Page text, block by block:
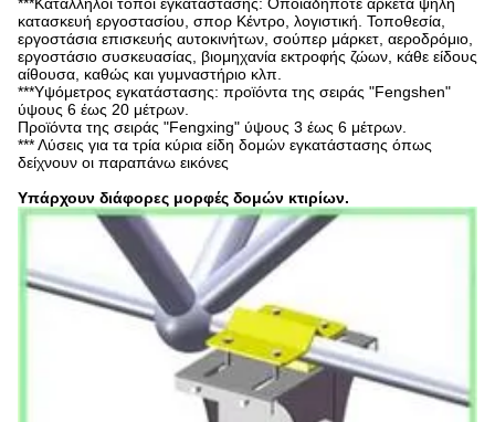
κατασκευή εργοστασίου, σπορ Κέντρο, λογιστική. Τοποθεσία,
εργοστάσια επισκευής αυτοκινήτων, σούπερ μάρκετ, αεροδρόμιο,
εργοστάσιο συσκευασίας, βιομηχανία εκτροφής ζώων, κάθε είδους
αίθουσα, καθώς και γυμναστήριο κλπ.
***Υψόμετρος εγκατάστασης: προϊόντα της σειράς "Fengshen"
ύψους 6 έως 20 μέτρων.
Προϊόντα της σειράς "Fengxing" ύψους 3 έως 6 μέτρων.
*** Λύσεις για τα τρία κύρια είδη δομών εγκατάστασης όπως
δείχνουν οι παραπάνω εικόνες
Υπάρχουν διάφορες μορφές δομών κτιρίων.